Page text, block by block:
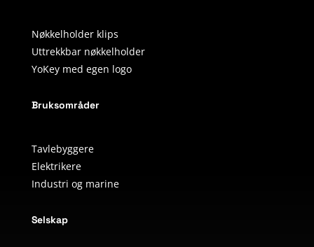
Nøkkelholder klips
Uttrekkbar nøkkelholder
YoKey med egen logo
Bruksområder
Tavlebyggere
Elektrikere
Industri og marine
Selskap